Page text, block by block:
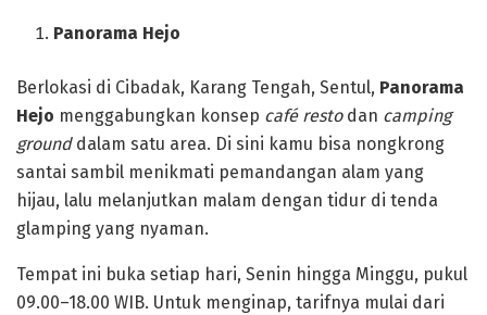
Panorama Hejo
Berlokasi di Cibadak, Karang Tengah, Sentul, Panorama
Hejo menggabungkan konsep café restodan camping
grounddalam satu area. Di sini kamu bisa nongkrong
santai sambil menikmati pemandangan alam yang
hijau, lalu melanjutkan malam dengan tidur di tenda
glamping yang nyaman.
Tempat ini buka setiap hari, Senin hingga Minggu, pukul
09.00–18.00 WIB. Untuk menginap, tarifnya mulai dari